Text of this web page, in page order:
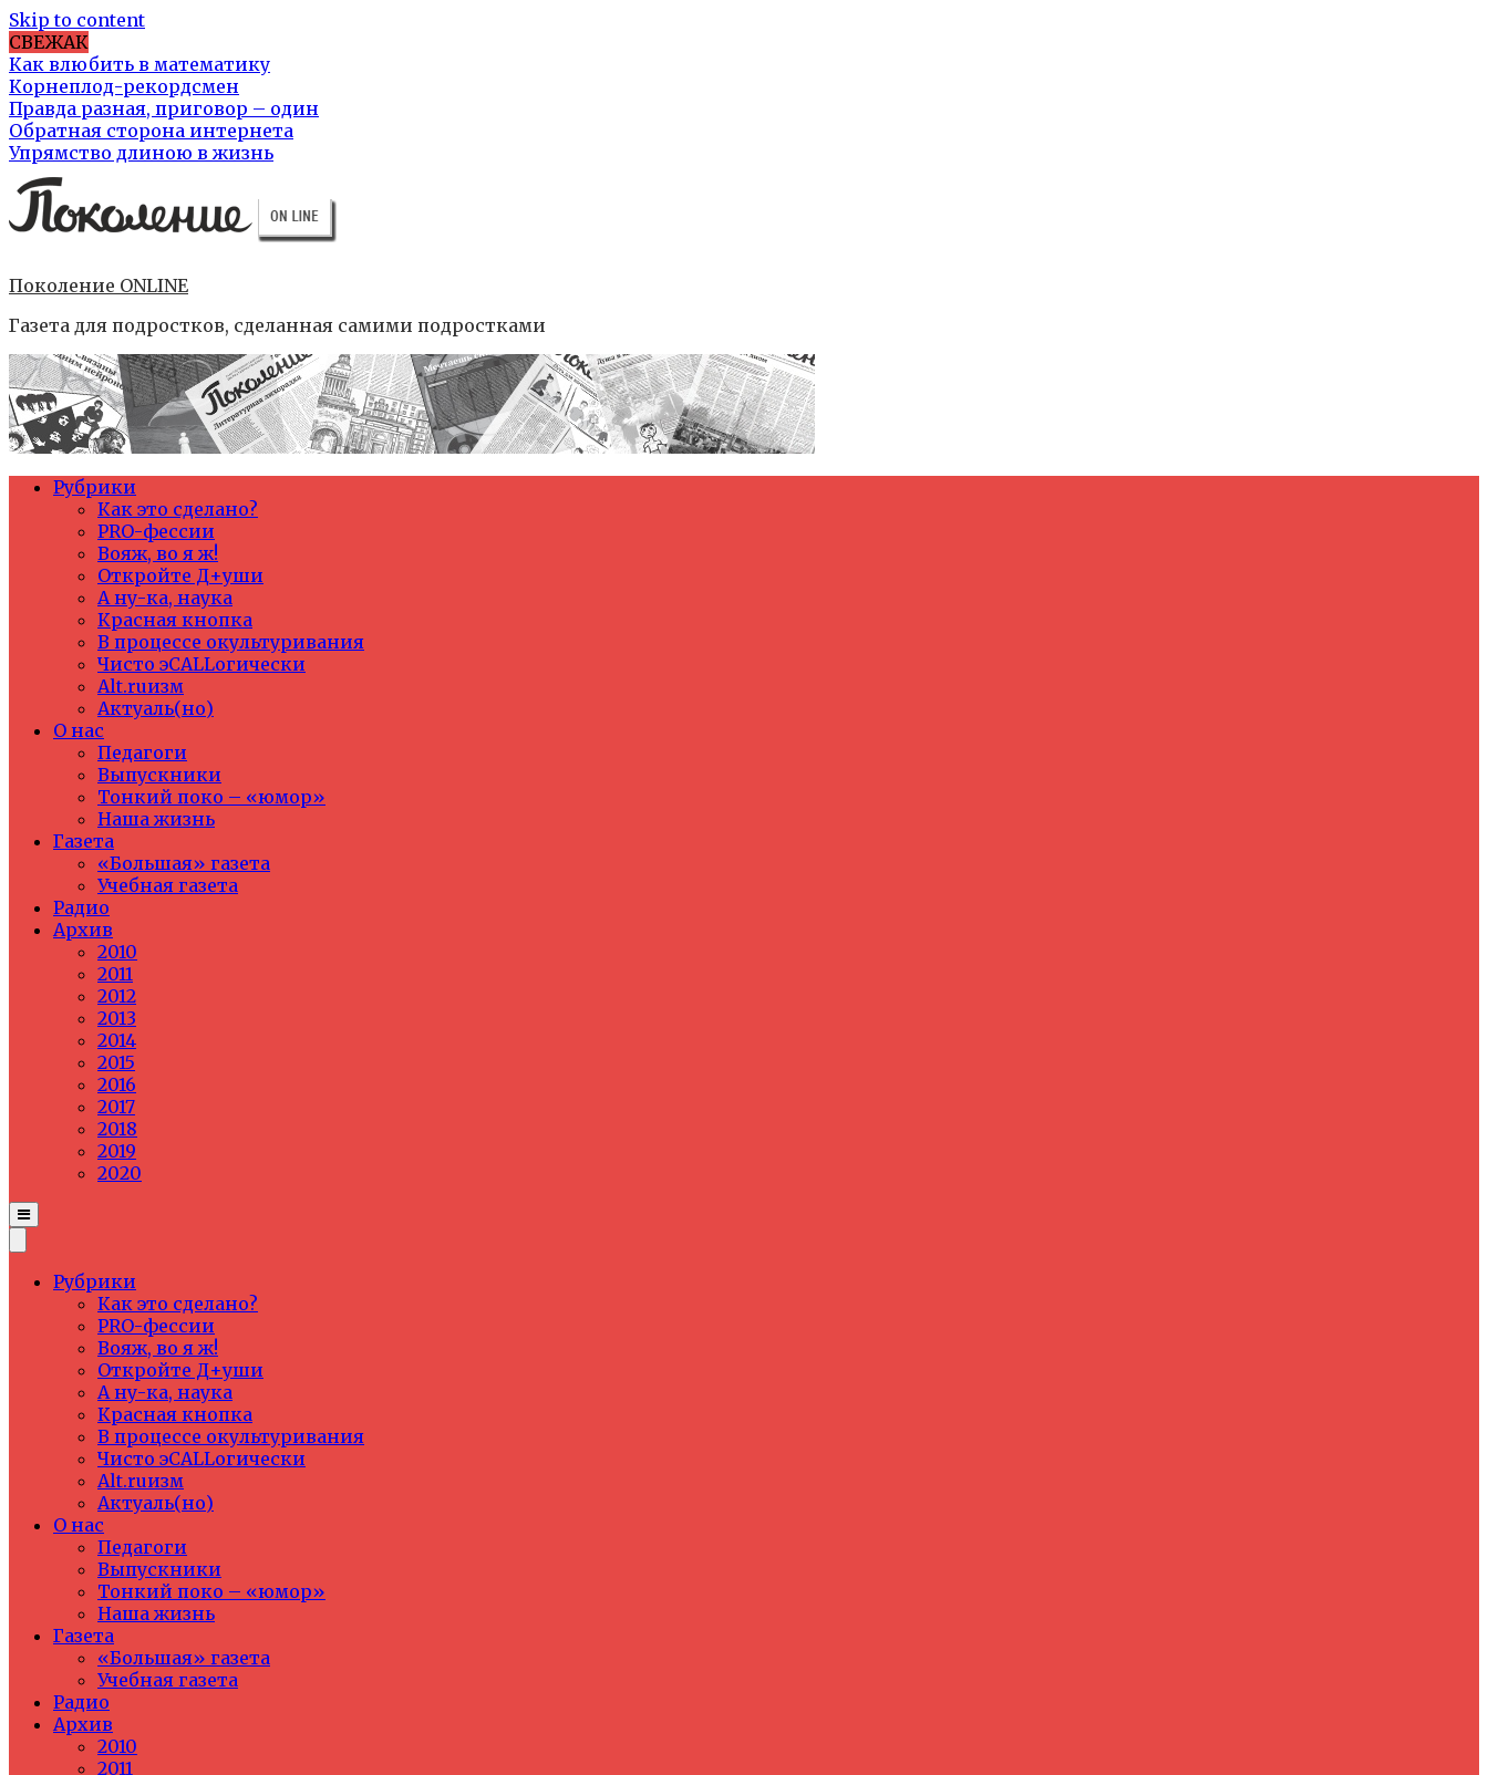
Skip to content
СВЕЖАК
Как влюбить в математику
Корнеплод-рекордсмен
Правда разная, приговор – один
Обратная сторона интернета
Упрямство длиною в жизнь
Поколение ONLINE
Газета для подростков, сделанная самими подростками
Рубрики
Как это сделано?
PRO-фессии
Вояж, во я ж!
Откройте Д+уши
А ну-ка, наука
Красная кнопка
В процессе окультуривания
Чисто эCALLогически
Alt.ruизм
Актуаль(но)
О нас
Педагоги
Выпускники
Тонкий поко – «юмор»
Наша жизнь
Газета
«Большая» газета
Учебная газета
Радио
Архив
2010
2011
2012
2013
2014
2015
2016
2017
2018
2019
2020
Рубрики
Как это сделано?
PRO-фессии
Вояж, во я ж!
Откройте Д+уши
А ну-ка, наука
Красная кнопка
В процессе окультуривания
Чисто эCALLогически
Alt.ruизм
Актуаль(но)
О нас
Педагоги
Выпускники
Тонкий поко – «юмор»
Наша жизнь
Газета
«Большая» газета
Учебная газета
Радио
Архив
2010
2011